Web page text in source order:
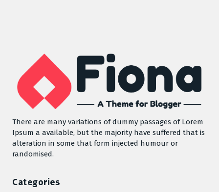
There are many variations of dummy passages of Lorem
Ipsum a available, but the majority have suffered that is
alteration in some that form injected humour or
randomised.
Categories